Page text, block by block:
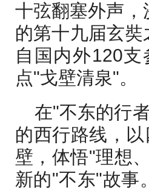
十弦翻塞外声
的第十九届玄
自国内外120
点"戈壁清泉"。
在"不东的行
的西行路线，
壁，体悟"理想
新的"不东"故事